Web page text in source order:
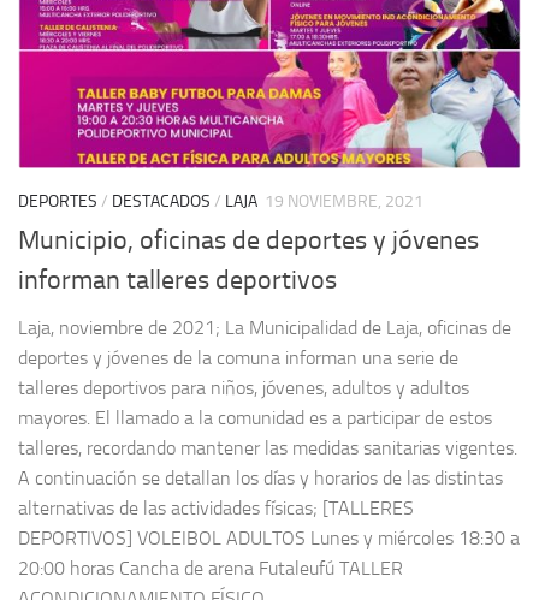
DEPORTES / DESTACADOS / LAJA 19 NOVIEMBRE, 2021
Municipio, oficinas de deportes y jóvenes
informan talleres deportivos
Laja, noviembre de 2021; La Municipalidad de Laja, oficinas de
deportes y jóvenes de la comuna informan una serie de
talleres deportivos para niños, jóvenes, adultos y adultos
mayores. El llamado a la comunidad es a participar de estos
talleres, recordando mantener las medidas sanitarias vigentes.
A continuación se detallan los días y horarios de las distintas
alternativas de las actividades físicas; [TALLERES
DEPORTIVOS] VOLEIBOL ADULTOS Lunes y miércoles 18:30 a
20:00 horas Cancha de arena Futaleufú TALLER